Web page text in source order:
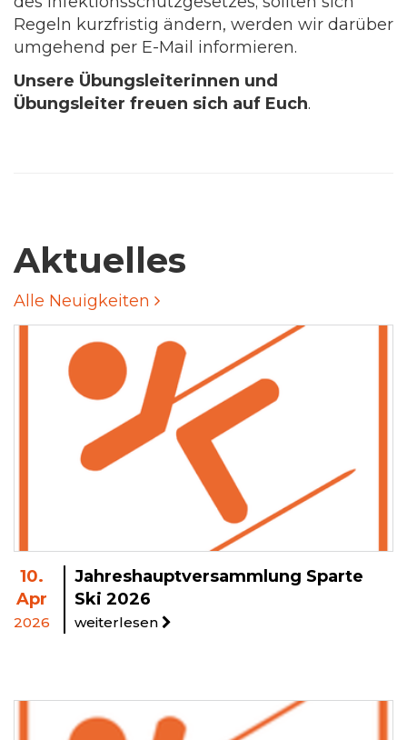
Regeln kurzfristig ändern, werden wir darüber
umgehend per E-Mail informieren.
Unsere Übungsleiterinnen und
Übungsleiter freuen sich auf Euch.
Aktuelles
Alle Neuigkeiten
10.
Apr
2026
Jahreshauptversammlung Sparte
Ski 2026
weiterlesen